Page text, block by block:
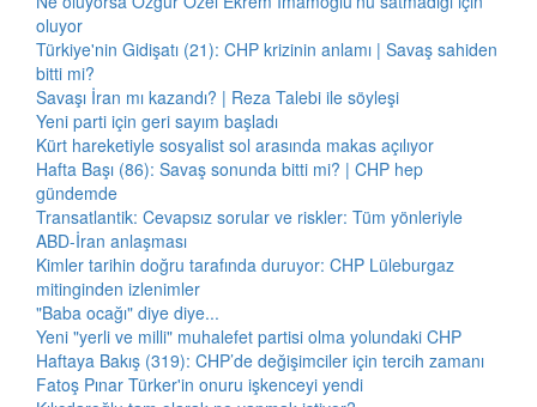
oluyor
Türkiye'nin Gidişatı (21): CHP krizinin anlamı | Savaş sahiden
bitti mi?
Savaşı İran mı kazandı? | Reza Talebi ile söyleşi
Yeni parti için geri sayım başladı
Kürt hareketiyle sosyalist sol arasında makas açılıyor
Hafta Başı (86): Savaş sonunda bitti mi? | CHP hep
gündemde
Transatlantik: Cevapsız sorular ve riskler: Tüm yönleriyle
ABD-İran anlaşması
Kimler tarihin doğru tarafında duruyor: CHP Lüleburgaz
mitinginden izlenimler
"Baba ocağı" diye diye...
Yeni "yerli ve milli" muhalefet partisi olma yolundaki CHP
Haftaya Bakış (319): CHP’de değişimciler için tercih zamanı
Fatoş Pınar Türker'in onuru işkenceyi yendi